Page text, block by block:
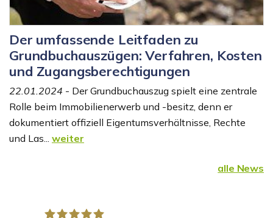
Der umfassende Leitfaden zu
Grundbuchauszügen: Verfahren, Kosten
und Zugangsberechtigungen
22.01.2024 - Der Grundbuchauszug spielt eine zentrale
Rolle beim Immobilienerwerb und -besitz, denn er
dokumentiert offiziell Eigentumsverhältnisse, Rechte
und Las... weiter
alle News